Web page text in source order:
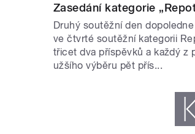
Zasedání kategorie
Druhý soutěžní den
ve čtvrté soutěžní kategorii
třicet dva příspěvků a každý z
užšího výběru pět přís...
‹